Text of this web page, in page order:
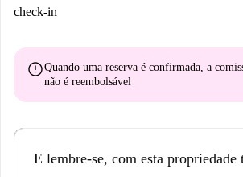
check-in
errorQuando uma reserva é confirmada, a
não é reembolsável
E lembre-se, com esta propriedade